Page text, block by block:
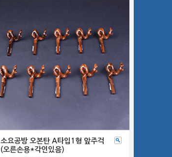
소요공방 오본탄 A타입1형 앞주걱
(오른손용*각인있음)